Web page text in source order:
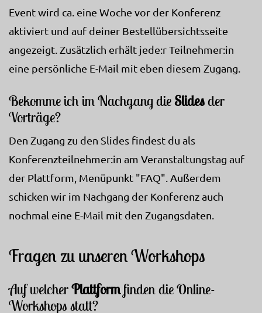
Event wird ca. eine Woche vor der Konferenz
aktiviert und auf deiner Bestellübersichtsseite
angezeigt. Zusätzlich erhält jede:r Teilnehmer:in
eine persönliche E-Mail mit eben diesem Zugang.
Bekomme ich im Nachgang dieSlidesder
Vorträge?
Den Zugang zu den Slides findest du als
Konferenzteilnehmer:in am Veranstaltungstag auf
der Plattform, Menüpunkt "FAQ". Außerdem
schicken wir im Nachgang der Konferenz auch
nochmal eine E-Mail mit den Zugangsdaten.
Fragen zu unseren Workshops
Auf welcherPlattformfinden die Online-
Workshops statt?